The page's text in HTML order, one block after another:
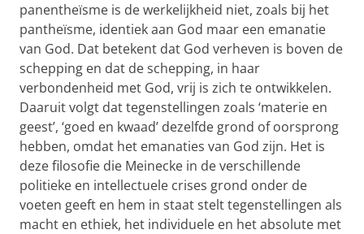
panentheïsme is de werkelijkheid niet, zoals bij het
pantheïsme, identiek aan God maar een emanatie
van God. Dat betekent dat God verheven is boven de
schepping en dat de schepping, in haar
verbondenheid met God, vrij is zich te ontwikkelen.
Daaruit volgt dat tegenstellingen zoals ‘materie en
geest’, ‘goed en kwaad’ dezelfde grond of oorsprong
hebben, omdat het emanaties van God zijn. Het is
deze filosofie die Meinecke in de verschillende
politieke en intellectuele crises grond onder de
voeten geeft en hem in staat stelt tegenstellingen als
macht en ethiek, het individuele en het absolute met